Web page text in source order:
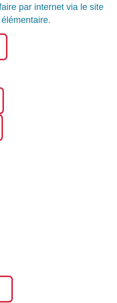
par internet via le site
élémentaire.